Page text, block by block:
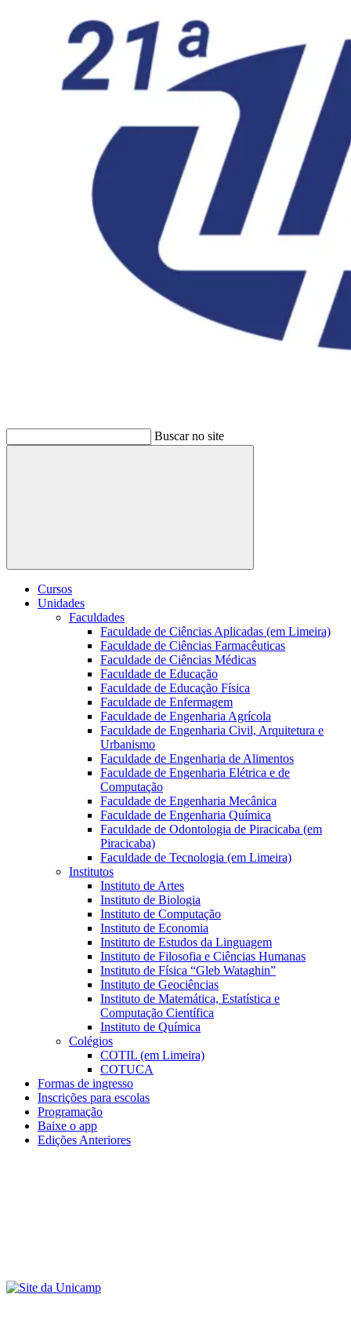
Buscar no site
Buscar
Cursos
Unidades
Faculdades
Faculdade de Ciências Aplicadas (em Limeira)
Faculdade de Ciências Farmacêuticas
Faculdade de Ciências Médicas
Faculdade de Educação
Faculdade de Educação Física
Faculdade de Enfermagem
Faculdade de Engenharia Agrícola
Faculdade de Engenharia Civil, Arquitetura e
Urbanismo
Faculdade de Engenharia de Alimentos
Faculdade de Engenharia Elétrica e de
Computação
Faculdade de Engenharia Mecânica
Faculdade de Engenharia Química
Faculdade de Odontologia de Piracicaba (em
Piracicaba)
Faculdade de Tecnologia (em Limeira)
Institutos
Instituto de Artes
Instituto de Biologia
Instituto de Computação
Instituto de Economia
Instituto de Estudos da Linguagem
Instituto de Filosofia e Ciências Humanas
Instituto de Física “Gleb Wataghin”
Instituto de Geociências
Instituto de Matemática, Estatística e
Computação Científica
Instituto de Química
Colégios
COTIL (em Limeira)
COTUCA
Formas de ingresso
Inscrições para escolas
Programação
Baixe o app
Edições Anteriores